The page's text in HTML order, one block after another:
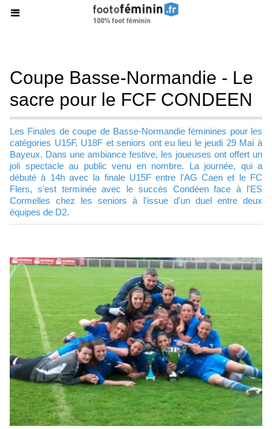
Coupe Basse-Normandie - Le
sacre pour le FCF CONDEEN
Les Finales de coupe de Basse-Normandie féminines pour les
catégories U15F, U18F et seniors ont eu lieu le jeudi 29 Mai à
Bayeux. Dans une ambiance festive, les joueuses ont offert un
joli spectacle au public venu en nombre. La journée, qui a
débuté à 14h avec la finale U15F entre l'AG Caen et le FC
Flers, s'est terminée avec le succès Condéen face à l'ES
Cormelles chez les seniors à l'issue d'un duel entre deux
équipes de D2.